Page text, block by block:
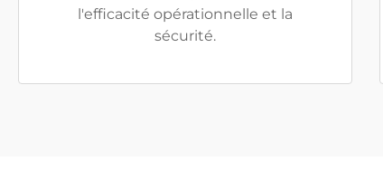
l'efficacité opérationnelle et la
sécurité.